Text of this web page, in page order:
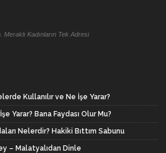
Kadınların Tek Adresi
Kullanılır ve Ne İşe Yarar?
Yarar? Bana Faydası Olur Mu?
Nelerdir? Hakiki Bıttım Sabunu
– Malatyalıdan Dinle